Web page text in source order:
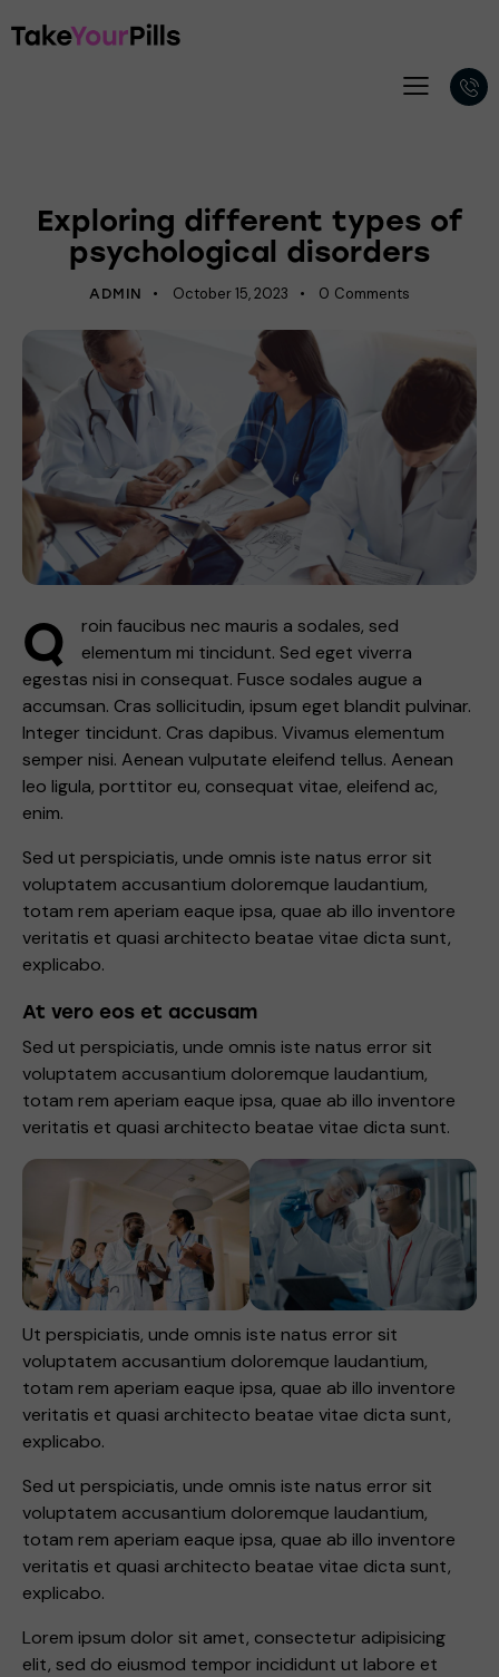
Exploring different types of
psychological disorders
ADMIN October 15, 2023 0 Comments
Q
roin faucibus nec mauris a sodales, sed
elementum mi tincidunt. Sed eget viverra
egestas nisi in consequat. Fusce sodales augue a
accumsan. Cras sollicitudin, ipsum eget blandit pulvinar.
Integer tincidunt. Cras dapibus. Vivamus elementum
semper nisi. Aenean vulputate eleifend tellus. Aenean
leo ligula, porttitor eu, consequat vitae, eleifend ac,
enim.
Sed ut perspiciatis, unde omnis iste natus error sit
voluptatem accusantium doloremque laudantium,
totam rem aperiam eaque ipsa, quae ab illo inventore
veritatis et quasi architecto beatae vitae dicta sunt,
explicabo.
At vero eos et accusam
Sed ut perspiciatis, unde omnis iste natus error sit
voluptatem accusantium doloremque laudantium,
totam rem aperiam eaque ipsa, quae ab illo inventore
veritatis et quasi architecto beatae vitae dicta sunt.
Ut perspiciatis, unde omnis iste natus error sit
voluptatem accusantium doloremque laudantium,
totam rem aperiam eaque ipsa, quae ab illo inventore
veritatis et quasi architecto beatae vitae dicta sunt,
explicabo.
Sed ut perspiciatis, unde omnis iste natus error sit
voluptatem accusantium doloremque laudantium,
totam rem aperiam eaque ipsa, quae ab illo inventore
veritatis et quasi architecto beatae vitae dicta sunt,
explicabo.
Lorem ipsum dolor sit amet, consectetur adipisicing
elit, sed do eiusmod tempor incididunt ut labore et